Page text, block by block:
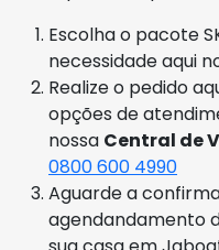
Escolha o pacote
necessidade aqui
Realize o pedido
opções de
nossa Central de
0800 600 4990
Aguarde a
agendandamento